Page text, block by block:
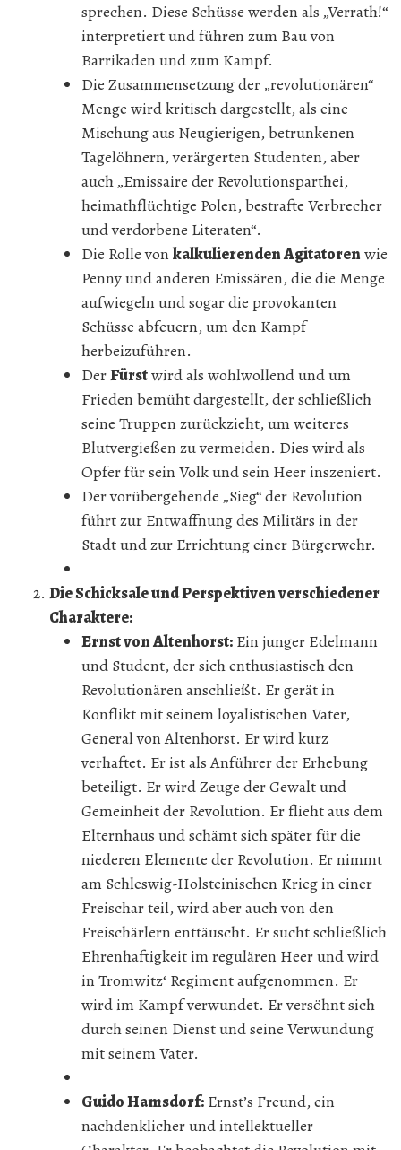
sprechen. Diese Schüsse werden als „Verrath!“
interpretiert und führen zum Bau von
Barrikaden und zum Kampf.
Die Zusammensetzung der „revolutionären“
Menge wird kritisch dargestellt, als eine
Mischung aus Neugierigen, betrunkenen
Tagelöhnern, verärgerten Studenten, aber
auch „Emissaire der Revolutionsparthei,
heimathflüchtige Polen, bestrafte Verbrecher
und verdorbene Literaten“.
Die Rolle vonkalkulierenden Agitatoren wie
Penny und anderen Emissären, die die Menge
aufwiegeln und sogar die provokanten
Schüsse abfeuern, um den Kampf
herbeizuführen.
DerFürstwird als wohlwollend und um
Frieden bemüht dargestellt, der schließlich
seine Truppen zurückzieht, um weiteres
Blutvergießen zu vermeiden. Dies wird als
Opfer für sein Volk und sein Heer inszeniert.
Der vorübergehende „Sieg“ der Revolution
führt zur Entwaffnung des Militärs in der
Stadt und zur Errichtung einer Bürgerwehr.
Die Schicksale und Perspektiven verschiedener
Charaktere:
Ernst von Altenhorst: Ein junger Edelmann
und Student, der sich enthusiastisch den
Revolutionären anschließt. Er gerät in
Konflikt mit seinem loyalistischen Vater,
General von Altenhorst. Er wird kurz
verhaftet. Er ist als Anführer der Erhebung
beteiligt. Er wird Zeuge der Gewalt und
Gemeinheit der Revolution. Er flieht aus dem
Elternhaus und schämt sich später für die
niederen Elemente der Revolution. Er nimmt
am Schleswig-Holsteinischen Krieg in einer
Freischar teil, wird aber auch von den
Freischärlern enttäuscht. Er sucht schließlich
Ehrenhaftigkeit im regulären Heer und wird
in Tromwitz‘ Regiment aufgenommen. Er
wird im Kampf verwundet. Er versöhnt sich
durch seinen Dienst und seine Verwundung
mit seinem Vater.
Guido Hamsdorf: Ernst’s Freund, ein
nachdenklicher und intellektueller